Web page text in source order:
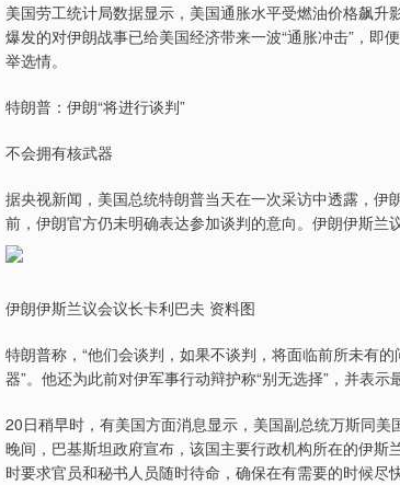
美国劳工统计局数据显示，美国通胀水平受燃油价格飙
爆发的对伊朗战事已给美国经济带来一波“通胀冲击”，
举选情。
特朗普：伊朗“将进行谈判”
不会拥有核武器
据央视新闻，美国总统特朗普当天在一次采访中透露，伊
前，伊朗官方仍未明确表达参加谈判的意向。伊朗伊斯兰
伊朗伊斯兰议会议长卡利巴夫 资料图
特朗普称，“他们会谈判，如果不谈判，将面临前所未有
器”。他还为此前对伊军事行动辩护称“别无选择”，并表示
20日稍早时，有美国方面消息显示，美国副总统万斯同
晚间，巴基斯坦政府宣布，该国主要行政机构所在的伊斯
时要求官员和秘书人员随时待命，确保在有需要的时候尽